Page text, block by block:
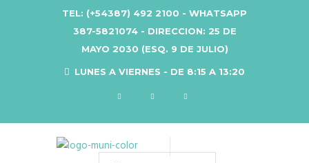
TEL: (+54387) 492 2100 - WHATSAPP
387-5821074 - DIRECCION: 25 DE
MAYO 2030 (ESQ. 9 DE JULIO)
LUNES A VIERNES - DE 8:15 A 13:20